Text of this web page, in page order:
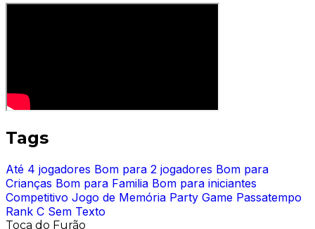
Tags
Até 4 jogadores Bom para 2 jogadores Bom para
Crianças Bom para Familia Bom para iniciantes
Competitivo Jogo de Memória Party Game Passatempo
Rank C Sem Texto
Toca do Furão